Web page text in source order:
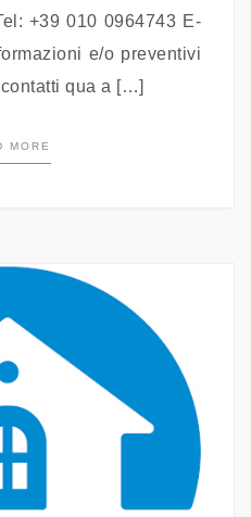
+39 010 0964743 E-
e/o preventivi
qua a […]
MORE